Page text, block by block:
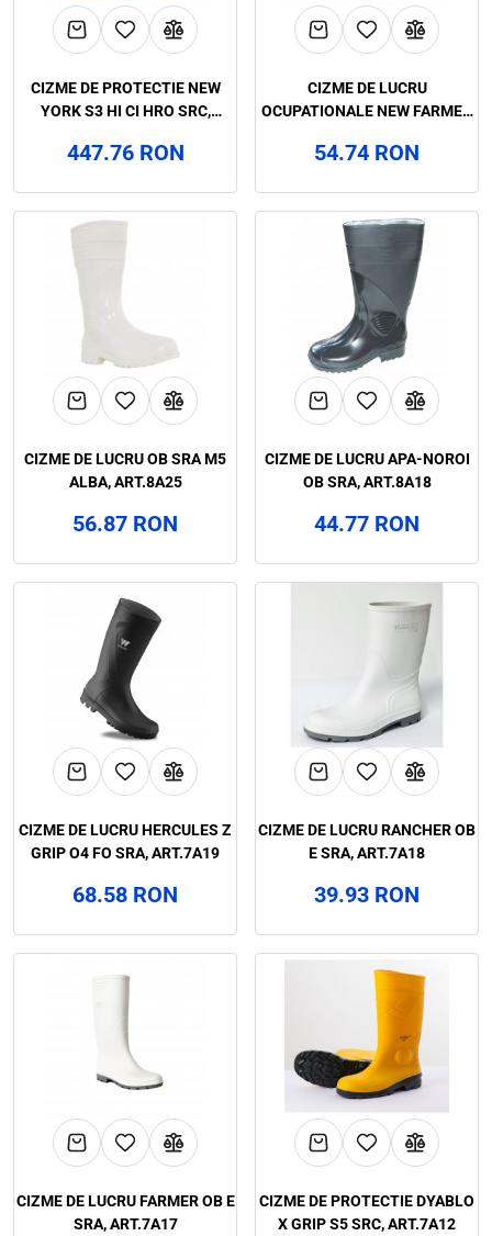
CIZME DE PROTECTIE NEW
YORK S3 HI CI HRO SRC,
447.76 RON
CIZME DE LUCRU
OCUPATIONALE NEW FARMER
54.74 RON
CIZME DE LUCRU OB SRA M5
ALBA, ART.8A25
56.87 RON
CIZME DE LUCRU APA-NOROI
OB SRA, ART.8A18
44.77 RON
CIZME DE LUCRU HERCULES Z
GRIP O4 FO SRA, ART.7A19
68.58 RON
CIZME DE LUCRU RANCHER OB
E SRA, ART.7A18
39.93 RON
CIZME DE LUCRU FARMER OB E
SRA, ART.7A17
CIZME DE PROTECTIE DYABLO
X GRIP S5 SRC, ART.7A12